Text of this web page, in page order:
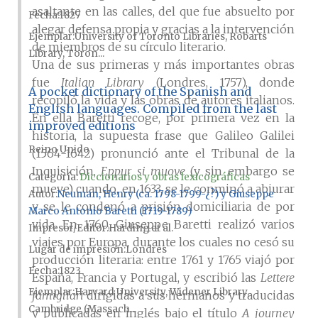
asaltante en las calles, del que fue absuelto por
alegar defensa propia y gracias a la intervención
de miembros de su círculo literario.
Una de sus primeras y más importantes obras
fueItalian Library (Londres, 1757), donde
recopiló la vida y las obras de autores italianos.
En ella Baretti recoge, por primera vez en la
historia, la supuesta frase que Galileo Galilei
(1564-1642) pronunció ante el Tribunal de la
Inquisición,Eppur si muove(y sin embargo se
mueve) cuando, en 1633, se le conminó a abjurar
y se le condenó a prisión domiciliaria de por
vida. En 1760, Giuseppe Baretti realizó varios
viajes por Europa, durante los cuales no cesó su
producción literaria: entre 1761 y 1765 viajó por
España, Francia y Portugal, y escribió lasLettere
famigliaridirigidas a sus hermanos y traducidas
y publicadas en inglés bajo el títuloA journey
Fecha1827
EjemplarUniversity of Toronto Libraries, Robarts
Library, Toron...
A pocket dictionary of the Spanish and
English languages. Compiled from the last
improved editions
Reino Unido
Categoría:Diccionarios y obras lexicográficas
AutorNeuman, Henry (ca. 1798-1799-¿?) y Giuseppe
Marco Antonio Baretti (1719-1789)
Impresor/EditorHarding et al.
Lugar de impresiónLondres
Fecha1823
EjemplarHarvard University, Widener Library,
Cambridge (Massach...